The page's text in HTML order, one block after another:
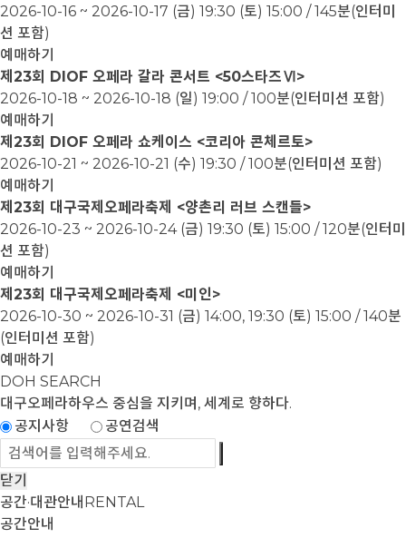
2026-10-16 ~ 2026-10-17 (금) 19:30 (토) 15:00 / 145분(인터미
션 포함)
예매하기
제23회 DIOF 오페라 갈라 콘서트 <50스타즈Ⅵ>
2026-10-18 ~ 2026-10-18 (일) 19:00 / 100분(인터미션 포함)
예매하기
제23회 DIOF 오페라 쇼케이스 <코리아 콘체르토>
2026-10-21 ~ 2026-10-21 (수) 19:30 / 100분(인터미션 포함)
예매하기
제23회 대구국제오페라축제 <양촌리 러브 스캔들>
2026-10-23 ~ 2026-10-24 (금) 19:30 (토) 15:00 / 120분(인터미
션 포함)
예매하기
제23회 대구국제오페라축제 <미인>
2026-10-30 ~ 2026-10-31 (금) 14:00, 19:30 (토) 15:00 / 140분
(인터미션 포함)
예매하기
DOH SEARCH
대구오페라하우스 중심을 지키며, 세계로 향하다.
공지사항
공연검색
닫기
공간·대관안내 RENTAL
공간안내